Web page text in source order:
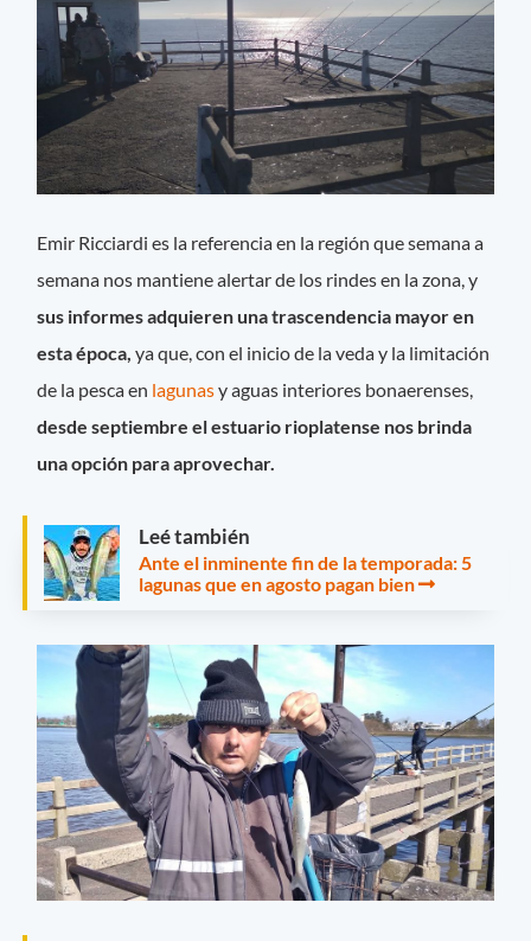
Emir Ricciardi es la referencia en la región que semana a
semana nos mantiene alertar de los rindes en la zona, y
sus informes adquieren una trascendencia mayor en
esta época, ya que, con el inicio de la veda y la limitación
de la pesca en lagunasy aguas interiores bonaerenses,
desde septiembre el estuario rioplatense nos brinda
una opción para aprovechar.
Leé también
Ante el inminente fin de la temporada: 5
lagunas que en agosto pagan bien